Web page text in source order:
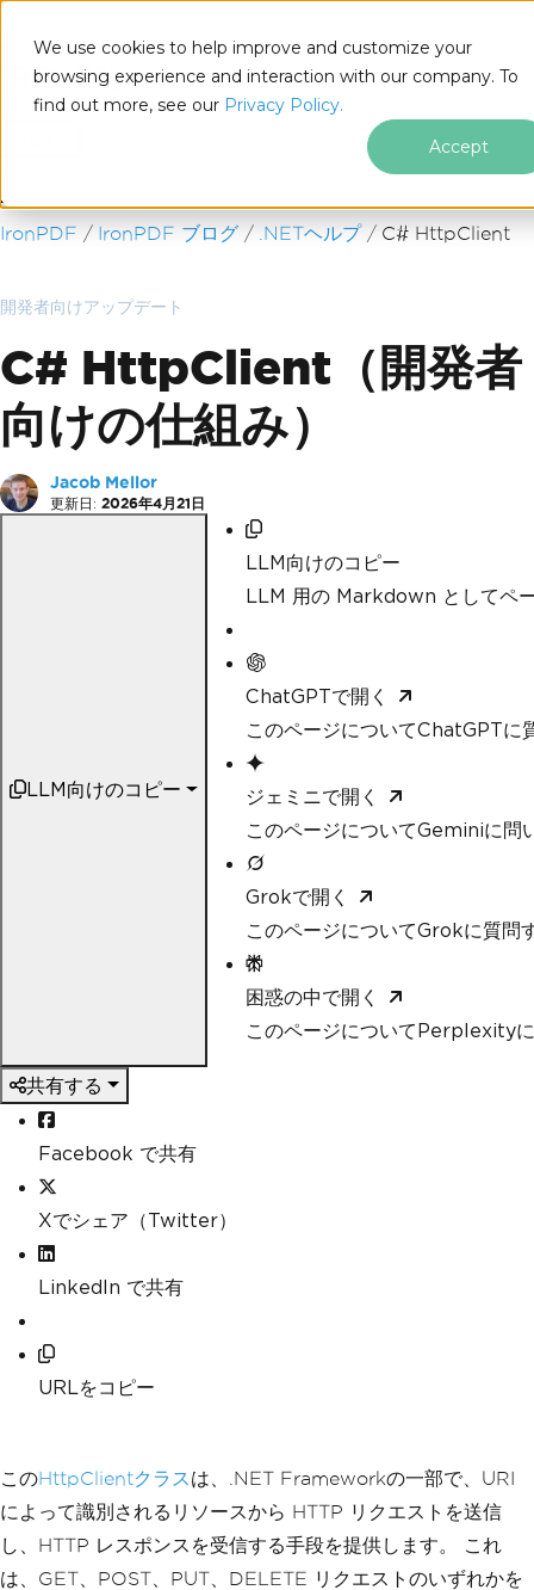
We use cookies to help improve and customize your
browsing experience and interaction with our company. To
find out more, see our Privacy Policy.
Accept
フッターコンテンツにスキップ
IronPDF IronPDF ブログ .NETヘルプ C# HttpClient
開発者向けアップデート
C# HttpClient（開発者
向けの仕組み）
Jacob Mellor
更新日: 2026年4月21日
LLM向けのコピー
LLM向けのコピー
LLM 用の Markdown としてペ
ChatGPTで開く
このページについてChatGPTに
ジェミニで開く
このページについてGeminiに問
Grokで開く
このページについてGrokに質問
困惑の中で開く
このページについてPerplexity
共有する
Facebook で共有
Xでシェア（Twitter）
LinkedIn で共有
URLをコピー
このHttpClientクラスは、.NET Frameworkの一部で、URI
によって識別されるリソースから HTTP リクエストを送信
し、HTTP レスポンスを受信する手段を提供します。 これ
は、GET、POST、PUT、DELETE リクエストのいずれかを